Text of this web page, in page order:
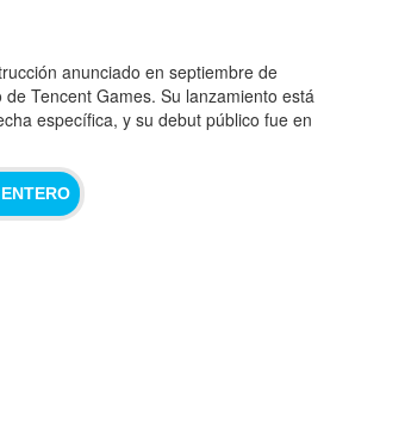
anunciado en septiembre de
Tencent Games. Su lanzamiento está
específica, y su debut público fue en